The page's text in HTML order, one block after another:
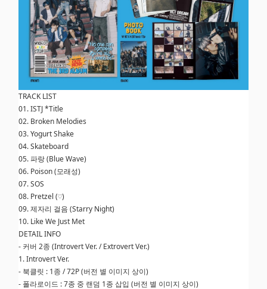
TRACK LIST
01. ISTJ *Title
02. Broken Melodies
03. Yogurt Shake
04. Skateboard
05. 파랑 (Blue Wave)
06. Poison (모래성)
07. SOS
08. Pretzel (♡)
09. 제자리 걸음 (Starry Night)
10. Like We Just Met
DETAIL INFO
- 커버 2종 (Introvert Ver. / Extrovert Ver.)
1. Introvert Ver.
- 북클릿 : 1종 / 72P (버전 별 이미지 상이)
- 폴라로이드 : 7종 중 랜덤 1종 삽입 (버전 별 이미지 상이)